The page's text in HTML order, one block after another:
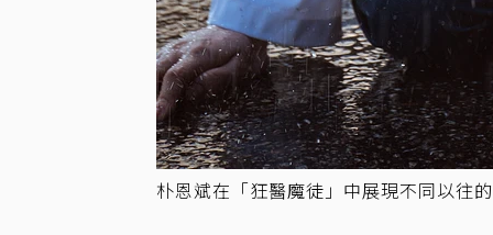
朴恩斌在「狂醫魔徒」中展現不同以往